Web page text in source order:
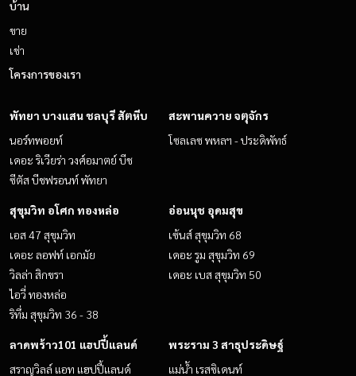
บ้าน
ขาย
เช่า
โครงการของเรา
พัทยา บางแสน ชลบุรี สัตหีบ
นอร์ทพอยท์
เดอะ ริเวียร่า วงศ์อมาตย์ บีช
ซีตัส บีชฟรอนท์ พัทยา
สะพานควาย จตุจักร
โซลเลซ พหลฯ - ประดิพัทธ์
สุขุมวิท อโศก ทองหล่อ
เอส 47 สุขุมวิท
เดอะ ลอฟท์ เอกมัย
วิลล่า สิกขรา
ไอวี่ ทองหล่อ
ริทึ่ม สุขุมวิท 36 - 38
อ่อนนุช อุดมสุข
เซ้นส์ สุขุมวิท 68
เดอะ รูม สุขุมวิท 69
เดอะ เบส สุขุมวิท 50
ลาดพร้าว101 แฮปปี้แลนด์
สราญวิลล์ แอท แฮปปี้แลนด์
พระราม 3 สาธุประดิษฐ์
แม่น้ำ เรสซิเดนท์